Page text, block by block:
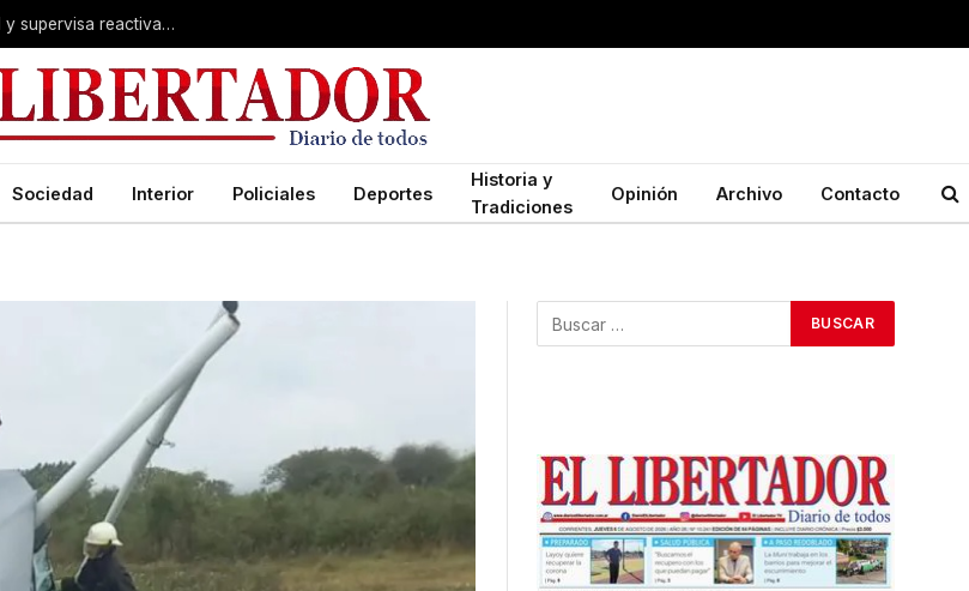
Valdés acelera el blindaje hídrico en el Sur provincial y supervisa reactivación de ruta
Sociedad Interior Policiales Deportes
Historia y
Tradiciones
Opinión Archivo Contacto